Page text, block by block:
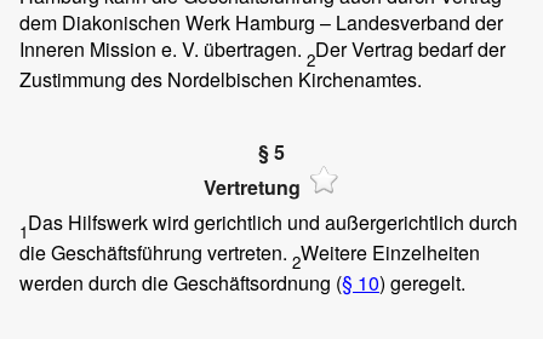
dem Diakonischen Werk Hamburg – Landesverband der
Inneren Mission e. V. übertragen. 2Der Vertrag bedarf der
Zustimmung des Nordelbischen Kirchenamtes.
§ 5
Vertretung
1Das Hilfswerk wird gerichtlich und außergerichtlich durch
die Geschäftsführung vertreten. 2Weitere Einzelheiten
werden durch die Geschäftsordnung (§ 10) geregelt.